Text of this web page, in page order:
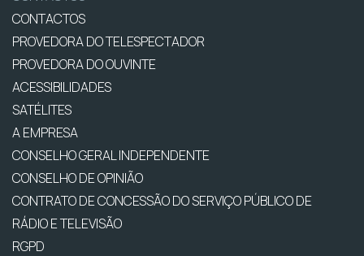
CONTACTOS
PROVEDORA DO TELESPECTADOR
PROVEDORA DO OUVINTE
ACESSIBILIDADES
SATÉLITES
A EMPRESA
CONSELHO GERAL INDEPENDENTE
CONSELHO DE OPINIÃO
CONTRATO DE CONCESSÃO DO SERVIÇO PÚBLICO DE
RÁDIO E TELEVISÃO
RGPD